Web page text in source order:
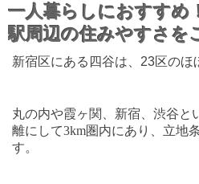
一人暮らしにおすすめ
駅周辺の住みやすさを
新宿区にある四谷は、 23区のほ
丸の内や霞ヶ関、新宿、渋谷と
離にして3km圏内にあり、立地
す。